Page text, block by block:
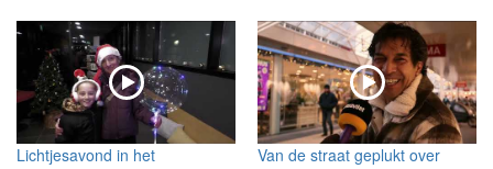
Lichtjesavond in het
Van de straat geplukt over